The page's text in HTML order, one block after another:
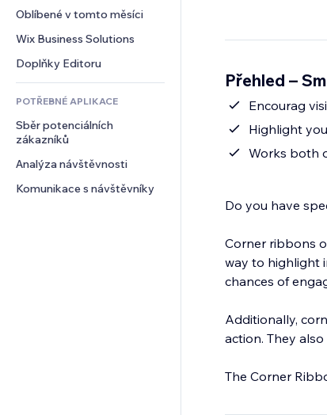
Jídlo a nápoje
Sdílení souborů
Novinky
Tlačítka a nabídky
Bannery a odznaky
Kalkulačky
Vyhledávání
Počasí
Tabulky a grafy
Komentáře
Telefon
Komunita
Reference a recenze
CRM
Oblíbené v tomto měsíci
Wix Business Solutions
Doplňky Editoru
POTŘEBNÉ APLIKACE
Sběr potenciálních
zákazníků
Analýza návštěvnosti
Komunikace s návštěvníky
Přehled –
Encourag
Highlight
Works both
Do you have
Corner ribbons
way to highlight
chances of
Additionally,
action. They
The Corner